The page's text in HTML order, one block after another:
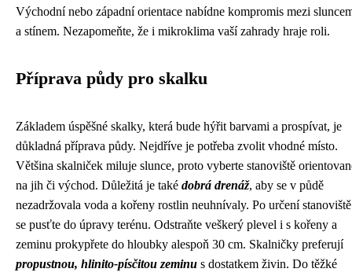
Východní nebo západní orientace nabídne kompromis mezi
a stínem. Nezapomeňte, že i mikroklima vaší zahrady hraje roli.
Příprava půdy pro skalku
Základem úspěšné skalky, která bude hýřit barvami a prospívat, je
důkladná příprava půdy. Nejdříve je potřeba zvolit vhodné místo.
Většina skalniček miluje slunce, proto vyberte stanoviště
na jih či východ. Důležitá je také dobrá drenáž, aby se v půdě
nezadržovala voda a kořeny rostlin neuhnívaly. Po určení stanoviště
se pusťte do úpravy terénu. Odstraňte veškerý plevel i s kořeny a
zeminu prokypřete do hloubky alespoň 30 cm. Skalničky preferují
propustnou, hlinito-písčitou zeminu s dostatkem živin. Do těžké